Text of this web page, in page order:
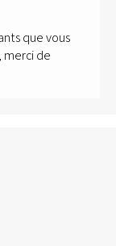
que vous
merci de